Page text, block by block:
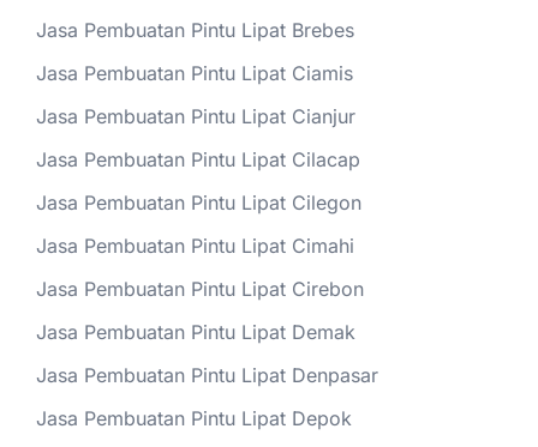
Jasa Pembuatan Pintu Lipat Brebes
Jasa Pembuatan Pintu Lipat Ciamis
Jasa Pembuatan Pintu Lipat Cianjur
Jasa Pembuatan Pintu Lipat Cilacap
Jasa Pembuatan Pintu Lipat Cilegon
Jasa Pembuatan Pintu Lipat Cimahi
Jasa Pembuatan Pintu Lipat Cirebon
Jasa Pembuatan Pintu Lipat Demak
Jasa Pembuatan Pintu Lipat Denpasar
Jasa Pembuatan Pintu Lipat Depok